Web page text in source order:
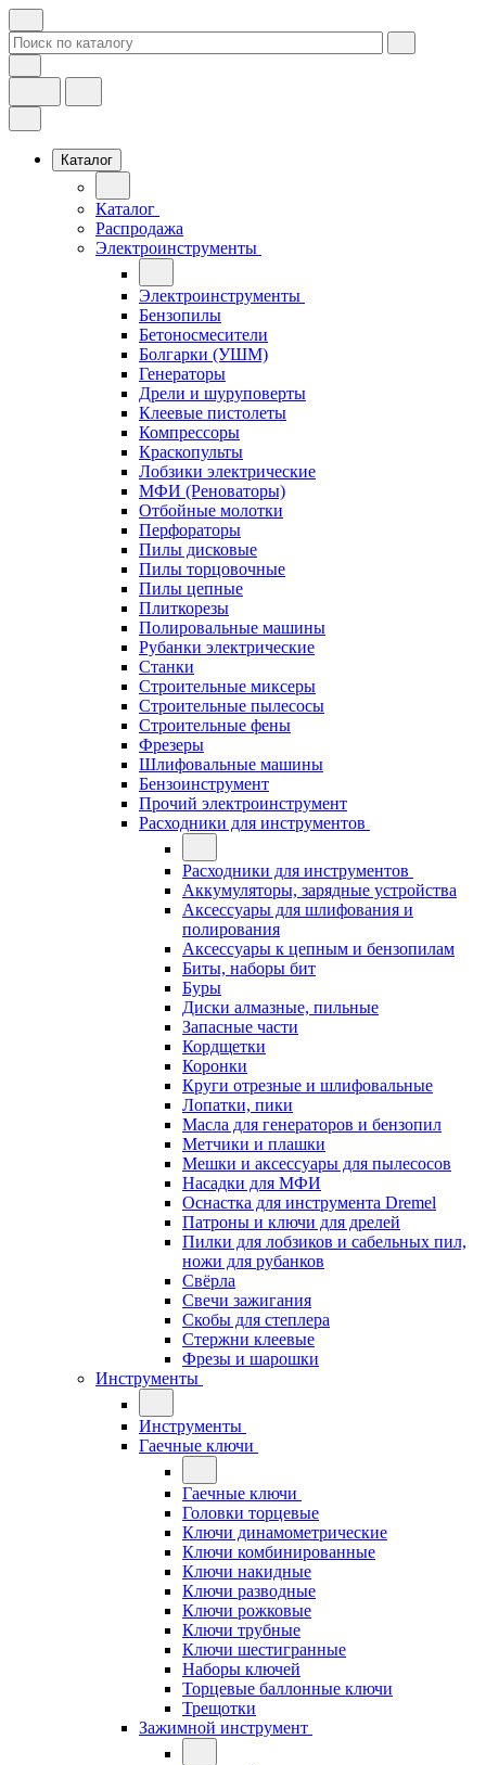
Каталог
Каталог
Распродажа
Электроинструменты
Электроинструменты
Бензопилы
Бетоносмесители
Болгарки (УШМ)
Генераторы
Дрели и шуруповерты
Клеевые пистолеты
Компрессоры
Краскопульты
Лобзики электрические
МФИ (Реноваторы)
Отбойные молотки
Перфораторы
Пилы дисковые
Пилы торцовочные
Пилы цепные
Плиткорезы
Полировальные машины
Рубанки электрические
Станки
Строительные миксеры
Строительные пылесосы
Строительные фены
Фрезеры
Шлифовальные машины
Бензоинструмент
Прочий электроинструмент
Расходники для инструментов
Расходники для инструментов
Аккумуляторы, зарядные устройства
Аксессуары для шлифования и
полирования
Аксессуары к цепным и бензопилам
Биты, наборы бит
Буры
Диски алмазные, пильные
Запасные части
Кордщетки
Коронки
Круги отрезные и шлифовальные
Лопатки, пики
Масла для генераторов и бензопил
Метчики и плашки
Мешки и аксессуары для пылесосов
Насадки для МФИ
Оснастка для инструмента Dremel
Патроны и ключи для дрелей
Пилки для лобзиков и сабельных пил,
ножи для рубанков
Свёрла
Свечи зажигания
Скобы для степлера
Стержни клеевые
Фрезы и шарошки
Инструменты
Инструменты
Гаечные ключи
Гаечные ключи
Головки торцевые
Ключи динамометрические
Ключи комбинированные
Ключи накидные
Ключи разводные
Ключи рожковые
Ключи трубные
Ключи шестигранные
Наборы ключей
Торцевые баллонные ключи
Трещотки
Зажимной инструмент